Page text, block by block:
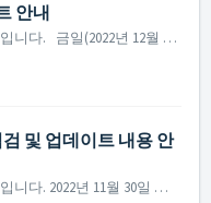
안내
안녕하세요, 아스트로킹즈 운영팀입니다. 금일(2022년 12월 1일) 진행된 패치노트에 대해 안내해 드립니다. ▶ 2022년 12월 1일 패치노트 안내 - 일부 AOS 환경의 기기에서 페이스북 연동 계정으로 접속이 불가한 사항이 수정되었습니다. ...
및 업데이트 내용 안
안녕하세요, 아스트로킹즈 운영팀입니다. 2022년 11월 30일 진행될 정기점검과 업데이트 내용에 대해 안내해 드립니다. ※ 해당 공지는 사전 공지이기에 일부 내용이 변경될 수 있으며, 변경 시 미리 공지를 통해 안내해 드릴 예정입니다. ▶ 2022년...